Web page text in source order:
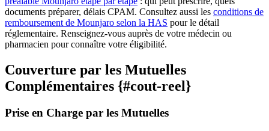
documents préparer, délais CPAM. Consultez aussi les conditions de
remboursement de Mounjaro selon la HAS pour le détail
réglementaire. Renseignez-vous auprès de votre médecin ou
pharmacien pour connaître votre éligibilité.
Couverture par les Mutuelles
Complémentaires {#cout-reel}
Prise en Charge par les Mutuelles